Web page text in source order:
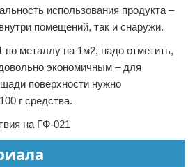
использования продукта –
помещений, так и снаружи.
по металлу на 1м2, надо отметить,
экономичным – для
поверхности нужно
г средства.